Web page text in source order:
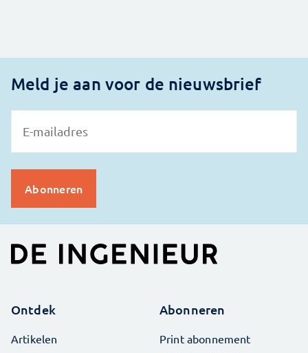
Meld je aan voor de nieuwsbrief
Ontdek
Artikelen
Abonneren
Print abonnement